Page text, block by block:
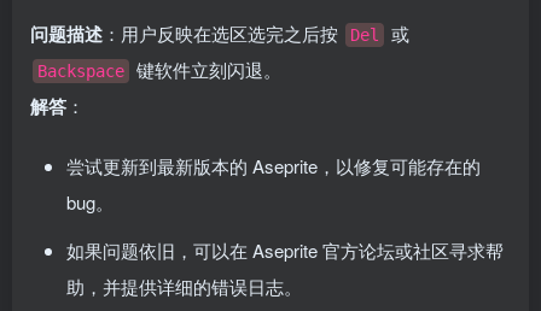
问题描述 ：用户反映在选区选完之后按 Del 或
Backspace 键软件立刻闪退。
解答 ：
尝试更新到最新版本的 Aseprite，以修复可能存在的
bug。
如果问题依旧，可以在 Aseprite 官方论坛或社区寻求帮
助，并提供详细的错误日志。